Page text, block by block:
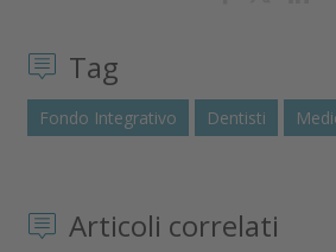
Tag
Fondo Integrativo Dentisti
Articoli correlati